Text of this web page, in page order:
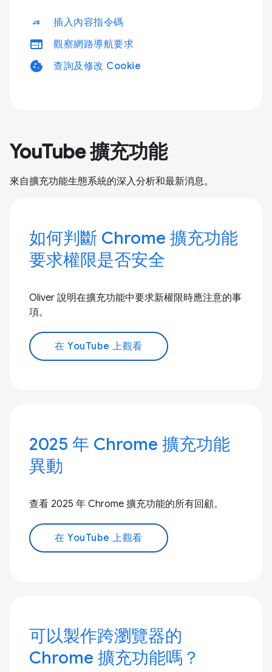
javascript 插入內容指令碼
web 觀察網路導航要求
cookie 查詢及修改 Cookie
YouTube 擴充功能
來自擴充功能生態系統的深入分析和最新消息。
如何判斷 Chrome 擴充功能
要求權限是否安全
Oliver 說明在擴充功能中要求新權限時應注意的事
項。
在 YouTube 上觀看
2025 年 Chrome 擴充功能
異動
查看 2025 年 Chrome 擴充功能的所有回顧。
在 YouTube 上觀看
可以製作跨瀏覽器的
Chrome 擴充功能嗎？